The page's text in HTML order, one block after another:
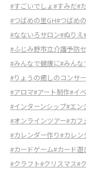
#すごいでしょ#すみだ#
#つばめの里GH#つばめ
#なないろサロン#ぬりえ
#ふじみ野市立介護予防
#みんなで健康に#みんな
#りょうの癒しのコンサ
#アロマ#アート制作#イ
#インターンシップ#エン
#オンラインツアー#カフ
#カレンダー作り#カレン
#カードゲーム#カード遊
#クラフト#クリスマス#